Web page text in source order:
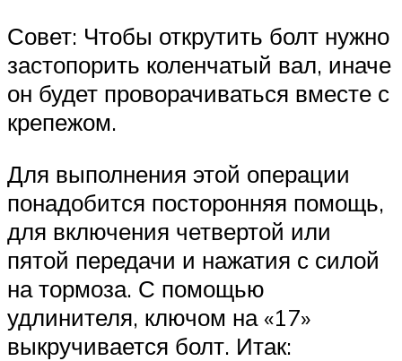
Совет: Чтобы открутить болт нужно
застопорить коленчатый вал, иначе
он будет проворачиваться вместе с
крепежом.
Для выполнения этой операции
понадобится посторонняя помощь,
для включения четвертой или
пятой передачи и нажатия с силой
на тормоза. С помощью
удлинителя, ключом на «17»
выкручивается болт. Итак: